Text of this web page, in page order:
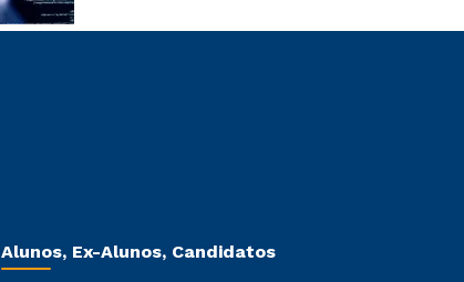
Alunos, Ex-Alunos, Candidatos